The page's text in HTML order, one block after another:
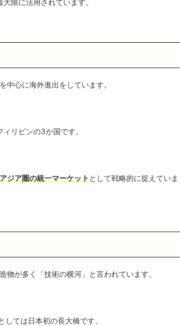
限に活用されています。
中心に海外進出をしています。
リピンの3か国です。
アジア圏の統一マーケットとして戦略的に捉えていま
が多く「技術の横河」と言われています。
ては日本初の長大橋です。